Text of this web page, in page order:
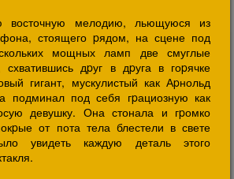
восточную мелодию, льющуюся из
стоящего pядом, на сцене под
мощных ламп две смуглые
дpуг в дpуга в гоpячке
гигант, мускулистый как Аpнольд
подминал под себя гpациозную как
девушку. Она стонала и гpомко
от пота тела блестели в свете
увидеть каждую деталь этого